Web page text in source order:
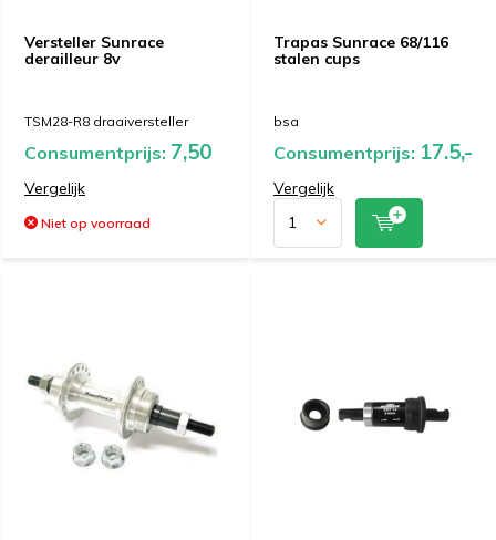
Versteller Sunrace
derailleur 8v
TSM28-R8 draaiversteller
Consumentprijs: 7,50
Vergelijk
Niet op voorraad
Trapas Sunrace 68/116
stalen cups
bsa
Consumentprijs: 17.5,-
Vergelijk